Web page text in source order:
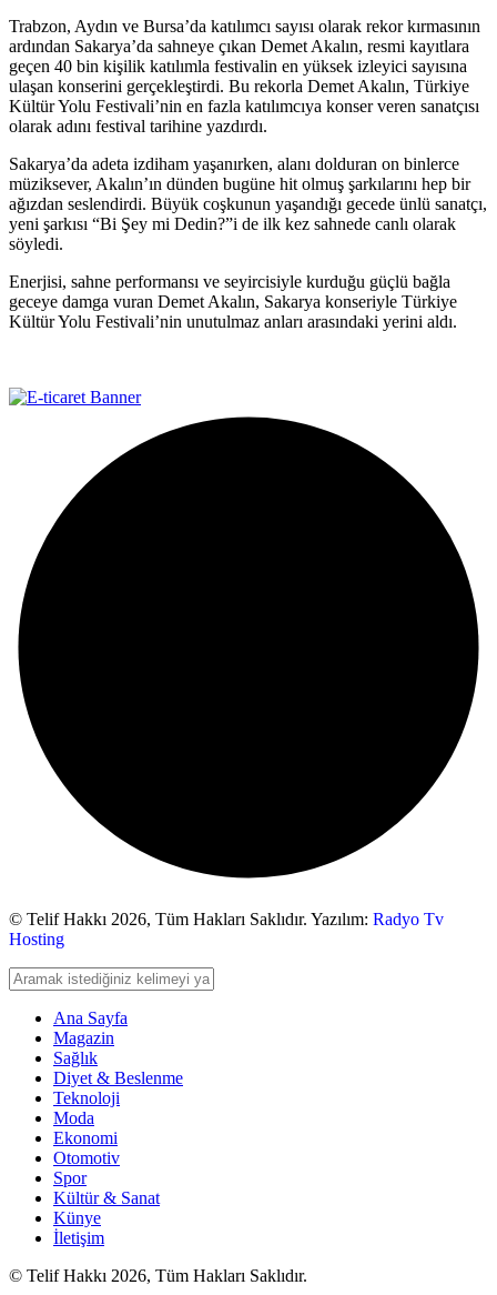
Trabzon, Aydın ve Bursa’da katılımcı sayısı olarak rekor kırmasının
ardından Sakarya’da sahneye çıkan Demet Akalın, resmi kayıtlara
geçen 40 bin kişilik katılımla festivalin en yüksek izleyici sayısına
ulaşan konserini gerçekleştirdi. Bu rekorla Demet Akalın, Türkiye
Kültür Yolu Festivali’nin en fazla katılımcıya konser veren sanatçısı
olarak adını festival tarihine yazdırdı.
Sakarya’da adeta izdiham yaşanırken, alanı dolduran on binlerce
müziksever, Akalın’ın dünden bugüne hit olmuş şarkılarını hep bir
ağızdan seslendirdi. Büyük coşkunun yaşandığı gecede ünlü sanatçı,
yeni şarkısı “Bi Şey mi Dedin?”i de ilk kez sahnede canlı olarak
söyledi.
Enerjisi, sahne performansı ve seyircisiyle kurduğu güçlü bağla
geceye damga vuran Demet Akalın, Sakarya konseriyle Türkiye
Kültür Yolu Festivali’nin unutulmaz anları arasındaki yerini aldı.
© Telif Hakkı 2026, Tüm Hakları Saklıdır. Yazılım: Radyo Tv
Hosting
Ana Sayfa
Magazin
Sağlık
Diyet & Beslenme
Teknoloji
Moda
Ekonomi
Otomotiv
Spor
Kültür & Sanat
Künye
İletişim
© Telif Hakkı 2026, Tüm Hakları Saklıdır.